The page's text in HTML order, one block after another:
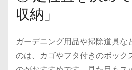
収納」
ガーデニング用品や掃除道具な
のは、カゴやフタ付きのボック